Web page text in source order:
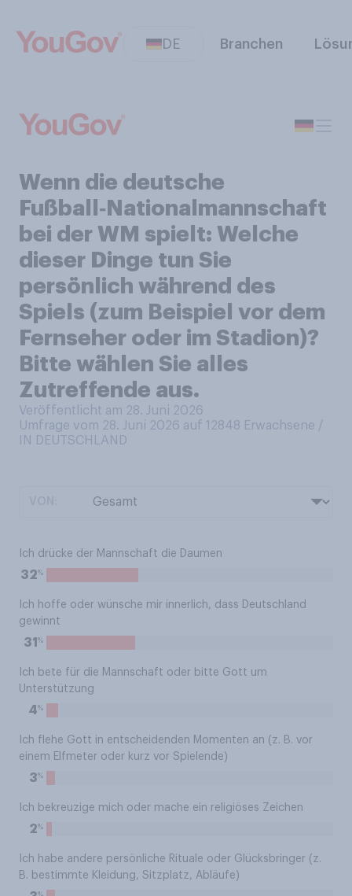
DE Branchen
Wenn die deutsche
Fußball‑Nationalmannschaft
bei der WM spielt: Welche
dieser Dinge tun Sie
persönlich während des
Spiels (zum Beispiel vor dem
Fernseher oder im Stadion)?
Bitte wählen Sie alles
Zutreffende aus.
Veröffentlicht am 28. Juni 2026
Umfrage vom 28. Juni 2026 auf 12848 Erwachsene /
IN DEUTSCHLAND
Ich drücke der Mannschaft die Daumen
32%
Ich hoffe oder wünsche mir innerlich, dass Deutschland
gewinnt
31 %
Ich bete für die Mannschaft oder bitte Gott um
Unterstützung
4%
Ich flehe Gott in entscheidenden Momenten an (z. B. vor
einem Elfmeter oder kurz vor Spielende)
3%
Ich bekreuzige mich oder mache ein religiöses Zeichen
2%
Ich habe andere persönliche Rituale oder Glücksbringer (z.
B. bestimmte Kleidung, Sitzplatz, Abläufe)
%